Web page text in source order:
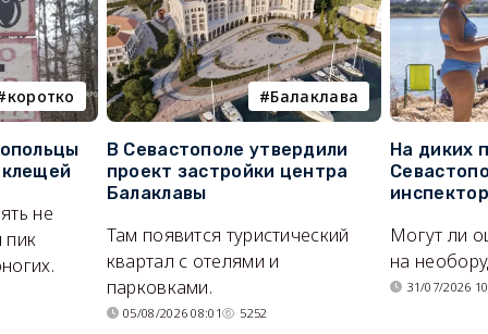
коротко
не
пик
Балаклава
В Севастополе утвердили
проект застройки центра
Балаклавы
Там появится туристический
квартал с отелями и
парковками.
05/08/2026 08:01 5252
На диких
Могут ли
на
31/07/2026